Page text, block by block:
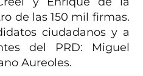
de las 150 mil firmas.
ciudadanos y a
del PRD: Miguel
Aureoles.